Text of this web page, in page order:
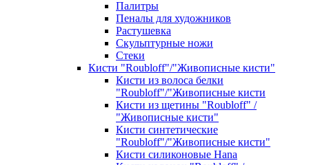
Палитры
Пеналы для художников
Растушевка
Скульптурные ножи
Стеки
Кисти "Roubloff"/"Живописные кисти"
Кисти из волоса белки
"Roubloff"/"Живописные кисти
Кисти из щетины "Roubloff" /
"Живописные кисти"
Кисти синтетические
"Roubloff"/"Живописные кисти"
Кисти силиконовые Hana